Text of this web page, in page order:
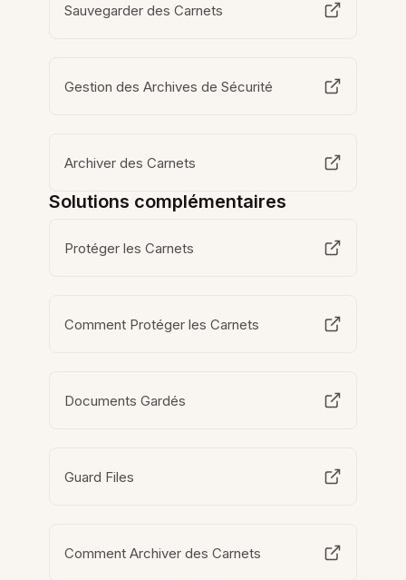
Sauvegarder des Carnets
Gestion des Archives de Sécurité
Archiver des Carnets
Solutions complémentaires
Protéger les Carnets
Comment Protéger les Carnets
Documents Gardés
Guard Files
Comment Archiver des Carnets